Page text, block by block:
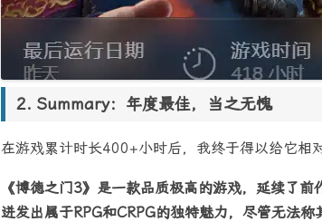
Summary：年度最佳，当之无愧
在游戏累计时长400+小时后，我终于得以给它相
《博德之门3》是一款品质极高的游戏，延续了前
迸发出属于RPG和CRPG的独特魅力，尽管无法